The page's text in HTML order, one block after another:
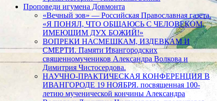
Проповеди игумена Довмонта
«Вечный зов» — Российская Православная газета.
«Я ПОНЯЛ, ЧТО ОБЩАЮСЬ С ЧЕЛОВЕКОМ,
ИМЕЮЩИМ ДУХ БОЖИЙ!»
ВОПРЕКИ НАСМЕШКАМ, ИЗДЕВКАМ И
СМЕРТИ. Памяти Ивангородских
священномучеников Александра Волкова и
Димитрия Чистосердова.
НАУЧНО-ПРАКТИЧЕСКАЯ КОНФЕРЕНЦИЯ В
ИВАНГОРОДЕ 19 НОЯБРЯ. посвященная 100-
летию мученической кончины Александра